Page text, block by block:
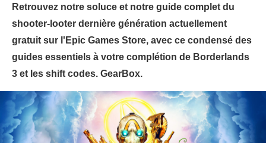
Retrouvez notre soluce et notre guide complet du
shooter-looter dernière génération actuellement
gratuit sur l'Epic Games Store, avec ce condensé des
guides essentiels à votre complétion de Borderlands
3 et les shift codes. GearBox.